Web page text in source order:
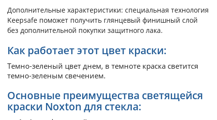
Дополнительные характеристики: специальная технология
Keepsafe поможет получить глянцевый финишный слой
без дополнительной покупки защитного лака.
Как работает этот цвет краски:
Темно-зеленый цвет днем, в темноте краска светится
темно-зеленым свечением.
Основные преимущества светящейся
краски Noxton для стекла: